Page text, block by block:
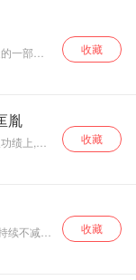
默无闻到三界至
尊，踩遍天下高
手，虐尽宇内神魔
一部评
凑、剧
当年的
收藏
胤
绩上,他
定繁荣
活水平
了一个
成为千
收藏
不减的
说演绎
国人的
收藏